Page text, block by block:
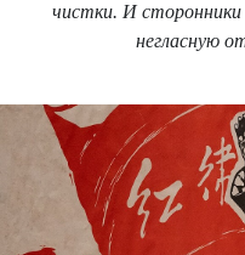
чистки. И сторонники
негласную